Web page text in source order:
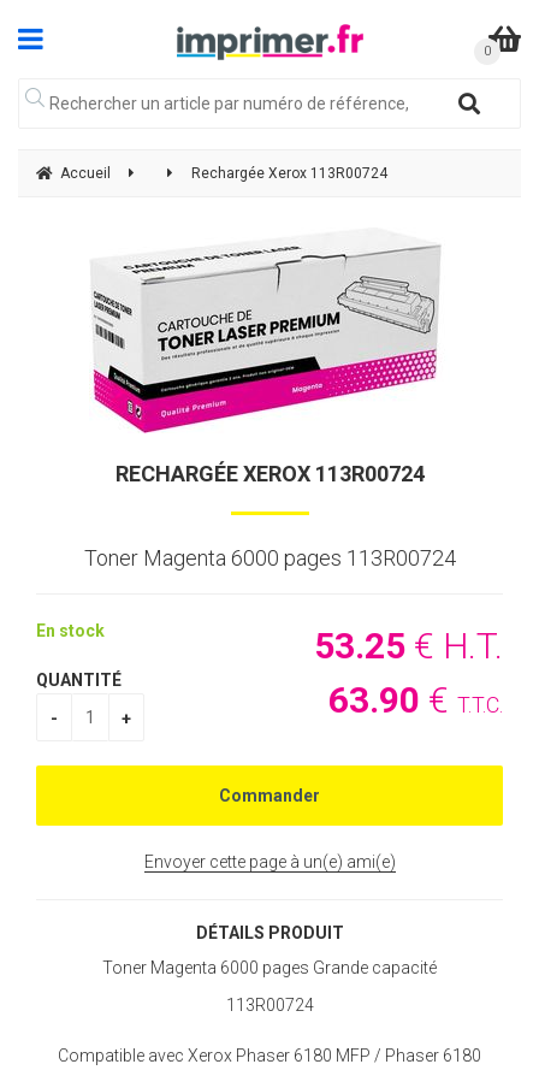
Accueil Rechargée Xerox 113R00724
RECHARGÉE XEROX 113R00724
Toner Magenta 6000 pages 113R00724
53.25 € H.T.
63.90 € T.T.C.
En stock
QUANTITÉ
Envoyer cette page à un(e) ami(e)
DÉTAILS PRODUIT
Toner Magenta 6000 pages Grande capacité
113R00724
Compatible avec Xerox Phaser 6180 MFP / Phaser 6180